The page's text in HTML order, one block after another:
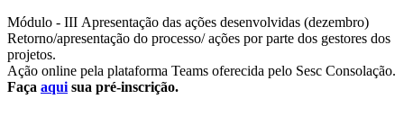
Módulo - III Apresentação das ações desenvolvidas (dezembro)
Retorno/apresentação do processo/ ações por parte dos gestores dos
projetos.
Ação online pela plataforma Teams oferecida pelo Sesc Consolação.
Faça aqui sua pré-inscrição.